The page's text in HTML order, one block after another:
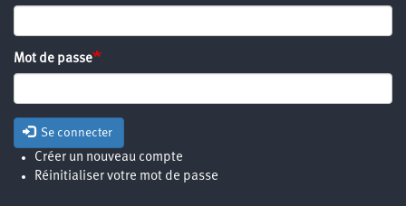
Mot de passe
Se connecter
Créer un nouveau compte
Réinitialiser votre mot de passe